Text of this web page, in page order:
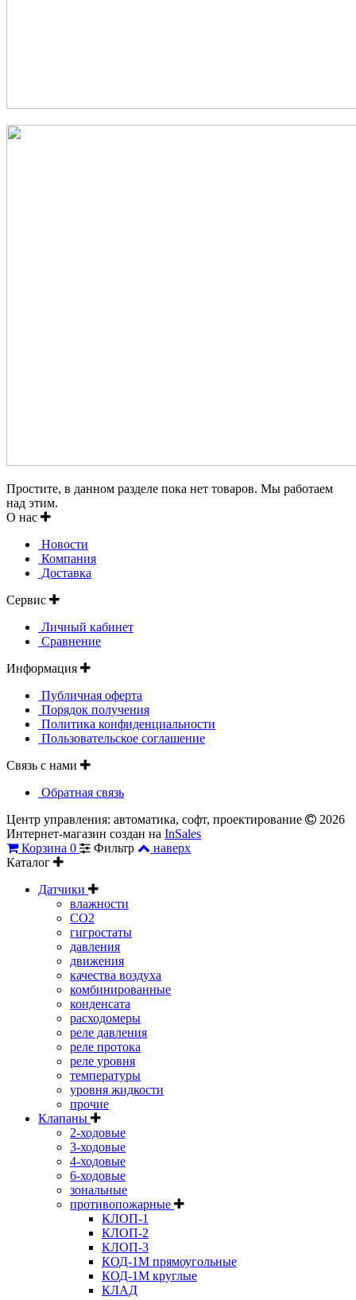
Простите, в данном разделе пока нет товаров. Мы работаем
над этим.
О нас
Новости
Компания
Доставка
Сервис
Личный кабинет
Сравнение
Информация
Публичная оферта
Порядок получения
Политика конфиденциальности
Пользовательское соглашение
Связь с нами
Обратная связь
Центр управления: автоматика, софт, проектирование
2026
Интернет-магазин создан на InSales
Корзина 0 Фильтр
наверх
Каталог
Датчики
влажности
CO2
гигростаты
давления
движения
качества воздуха
комбинированные
конденсата
расходомеры
реле давления
реле протока
реле уровня
температуры
уровня жидкости
прочие
Клапаны
2-ходовые
3-ходовые
4-ходовые
6-ходовые
зональные
противопожарные
КЛОП-1
КЛОП-2
КЛОП-3
КОД-1М прямоугольные
КОД-1М круглые
КЛАД